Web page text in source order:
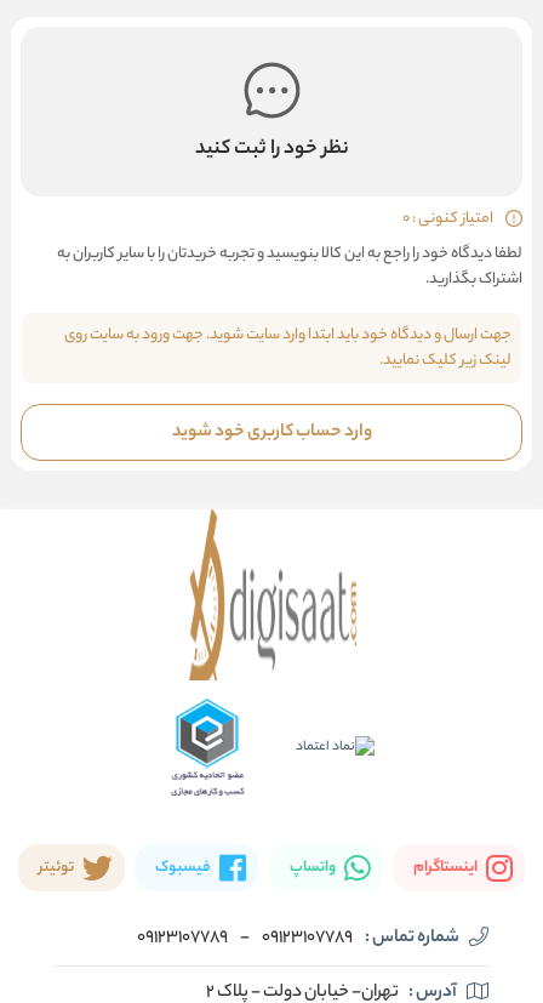
نظر خود را ثبت کنید
امتیاز کنونی : 0
لطفا دیدگاه خود را راجع به این کالا بنویسید و تجربه خریدتان را با سایر کاربران به
اشتراک بگذارید.
جهت ارسال و دیدگاه خود باید ابتدا وارد سایت شوید. جهت ورود به سایت روی
لینک زیر کلیک نمایید.
وارد حساب کاربری خود شوید
اینستاگرام واتساپ فیسبوک توئیتر
شماره تماس : 09123107789
-
09123107789
آدرس : تهران- خیابان دولت - پلاک ۲